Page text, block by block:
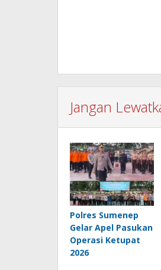
Jangan
Polres Sumenep
Gelar Apel Pasukan
Operasi Ketupat
2026